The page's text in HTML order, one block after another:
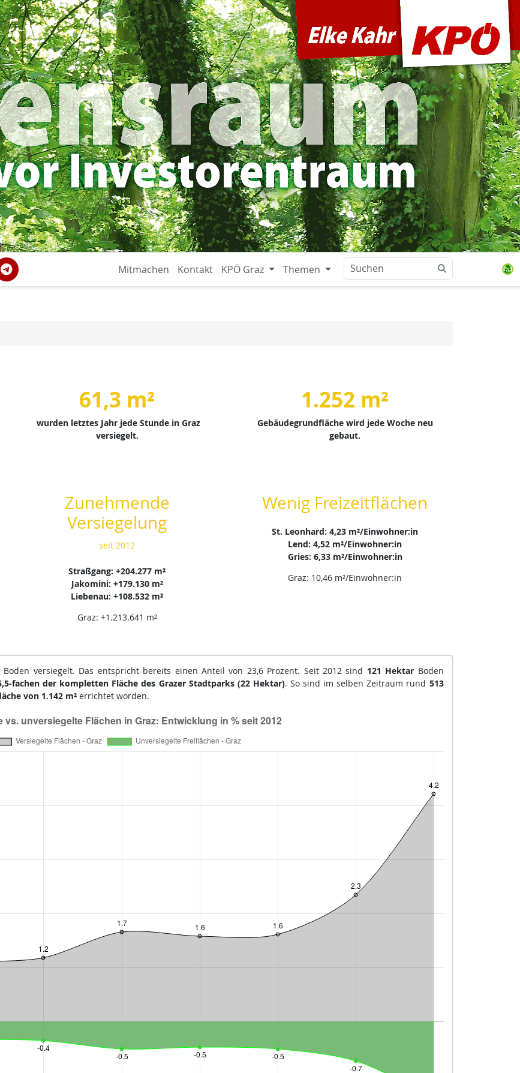
Mitmachen Kontakt KPÖ Graz Themen
61,3 m²
wurden letztes Jahr jede Stunde in Graz
versiegelt.
1.252 m²
Gebäudegrundfläche wird jede Woche neu
gebaut.
Zunehmende
Versiegelung
seit 2012
Straßgang: +204.277 m²
Jakomini: +179.130 m²
Liebenau: +108.532 m²
Graz: +1.213.641 m²
Wenig Freizeitflächen
St. Leonhard: 4,23 m²/Einwohner:in
Lend: 4,52 m²/Einwohner:in
Gries: 6,33 m²/Einwohner:in
Graz: 10,46 m²/Einwohner:in
versiegelt. Das entspricht bereits einen Anteil von 23,6 Prozent. Seit 2012 sind 121 Hektar Boden
fachen der kompletten Fläche des Grazer Stadtparks (22 Hektar). So sind im selben Zeitraum rund 513
von 1.142 m²errichtet worden.